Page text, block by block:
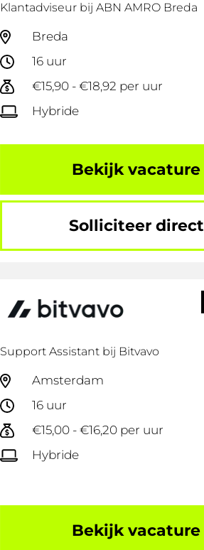
Klantadviseur bij ABN AMRO Breda
Breda
16 uur
€15,90 - €18,92 per uur
Hybride
Bekijk vacature
Solliciteer direct
Support Assistant bij Bitvavo
Amsterdam
16 uur
€15,00 - €16,20 per uur
Hybride
Bekijk vacature